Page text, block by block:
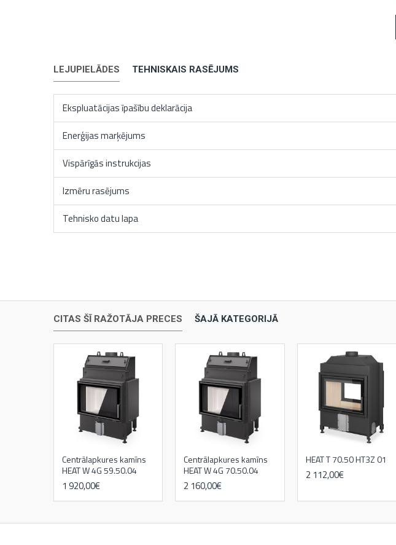
LEJUPIELĀDES TEHNISKAIS RASĒJUMS
Ekspluatācijas īpašību deklarācija
Enerģijas marķējums
Vispārīgās instrukcijas
Izmēru rasējums
Tehnisko datu lapa
CITAS ŠĪ RAŽOTĀJA PRECES ŠAJĀ KATEGORIJĀ
Centrālapkures kamīns
HEAT W 4G 59.50.04
1 920,00€
Centrālapkures kamīns
HEAT W 4G 70.50.04
2 160,00€
HEAT T 70.50 HT3Z 01
2 112,00€